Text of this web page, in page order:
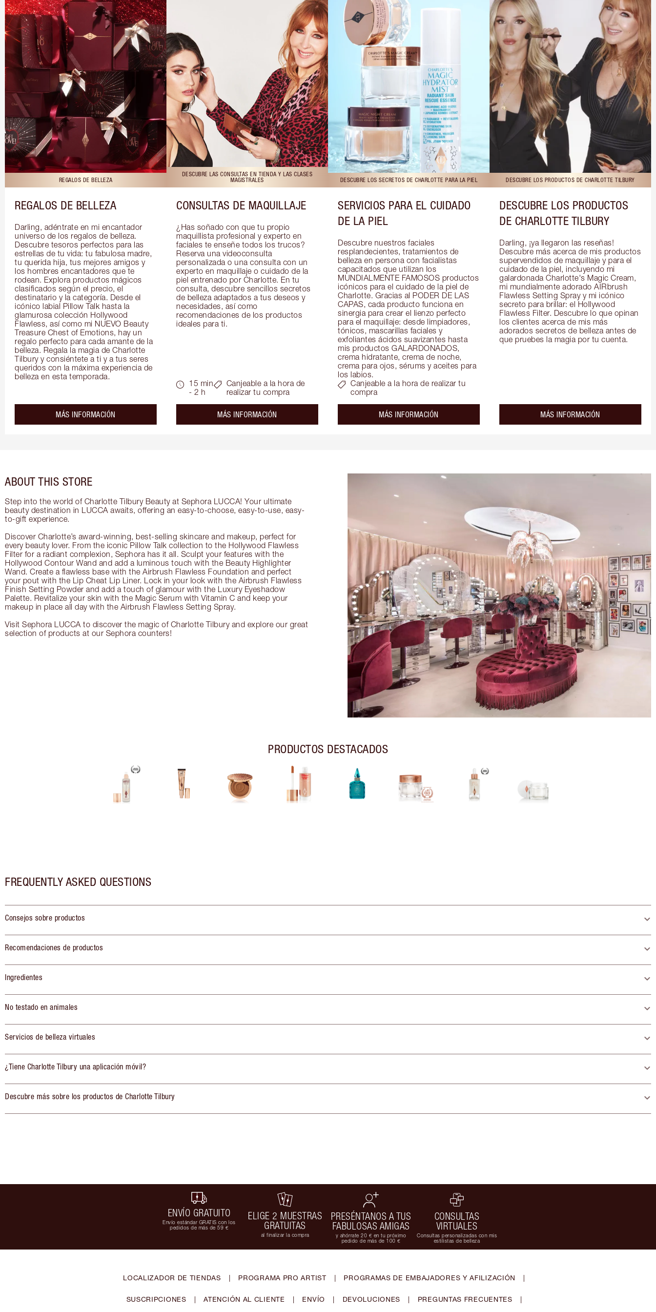
REGALOS DE BELLEZA
REGALOS DE BELLEZA
Darling, adéntrate en mi encantador
universo de los regalos de belleza.
Descubre tesoros perfectos para las
estrellas de tu vida: tu fabulosa madre,
tu querida hija, tus mejores amigos y
los hombres encantadores que te
rodean. Explora productos mágicos
clasificados según el precio, el
destinatario y la categoría. Desde el
icónico labial Pillow Talk hasta la
glamurosa colección Hollywood
Flawless, así como mi NUEVO Beauty
Treasure Chest of Emotions, hay un
regalo perfecto para cada amante de la
belleza. Regala la magia de Charlotte
Tilbury y consiéntete a ti y a tus seres
queridos con la máxima experiencia de
belleza en esta temporada.
MÁS INFORMACIÓN
DESCUBRE LAS CONSULTAS EN TIENDA Y LAS CLASES
MAGISTRALES
CONSULTAS DE MAQUILLAJE
¿Has soñado con que tu propio
maquillista profesional y experto en
faciales te enseñe todos los trucos?
Reserva una videoconsulta
personalizada o una consulta con un
experto en maquillaje o cuidado de la
piel entrenado por Charlotte. En tu
consulta, descubre sencillos secretos
de belleza adaptados a tus deseos y
necesidades, así como
recomendaciones de los productos
ideales para ti.
15 min
- 2 h
Canjeable a la hora de
realizar tu compra
MÁS INFORMACIÓN
DESCUBRE LOS SECRETOS DE CHARLOTTE PARA LA PIEL
SERVICIOS PARA EL CUIDADO
DE LA PIEL
Descubre nuestros faciales
resplandecientes, tratamientos de
belleza en persona con facialistas
capacitados que utilizan los
MUNDIALMENTE FAMOSOS productos
icónicos para el cuidado de la piel de
Charlotte. Gracias al PODER DE LAS
CAPAS, cada producto funciona en
sinergia para crear el lienzo perfecto
para el maquillaje: desde limpiadores,
tónicos, mascarillas faciales y
exfoliantes ácidos suavizantes hasta
mis productos GALARDONADOS,
crema hidratante, crema de noche,
crema para ojos, sérums y aceites para
los labios.
Canjeable a la hora de realizar tu
compra
MÁS INFORMACIÓN
DESCUBRE LOS PRODUCTOS DE CHARLOTTE TILBURY
DESCUBRE LOS PRODUCTOS
DE CHARLOTTE TILBURY
Darling, ¡ya llegaron las reseñas!
Descubre más acerca de mis productos
supervendidos de maquillaje y para el
cuidado de la piel, incluyendo mi
galardonada Charlotte's Magic Cream,
mi mundialmente adorado AIRbrush
Flawless Setting Spray y mi icónico
secreto para brillar: el Hollywood
Flawless Filter. Descubre lo que opinan
los clientes acerca de mis más
adorados secretos de belleza antes de
que pruebes la magia por tu cuenta.
MÁS INFORMACIÓN
ABOUT THIS STORE
Step into the world of Charlotte Tilbury Beauty at Sephora LUCCA! Your ultimate
beauty destination in LUCCA awaits, offering an easy-to-choose, easy-to-use, easy-
to-gift experience.
Discover Charlotte’s award-winning, best-selling skincare and makeup, perfect for
every beauty lover. From the iconic Pillow Talk collection to the Hollywood Flawless
Filter for a radiant complexion, Sephora has it all. Sculpt your features with the
Hollywood Contour Wand and add a luminous touch with the Beauty Highlighter
Wand. Create a flawless base with the Airbrush Flawless Foundation and perfect
your pout with the Lip Cheat Lip Liner. Lock in your look with the Airbrush Flawless
Finish Setting Powder and add a touch of glamour with the Luxury Eyeshadow
Palette. Revitalize your skin with the Magic Serum with Vitamin C and keep your
makeup in place all day with the Airbrush Flawless Setting Spray.
Visit Sephora LUCCA to discover the magic of Charlotte Tilbury and explore our great
selection of products at our Sephora counters!
PRODUCTOS DESTACADOS
FREQUENTLY ASKED QUESTIONS
Consejos sobre productos
Recomendaciones de productos
Ingredientes
No testado en animales
Servicios de belleza virtuales
¿Tiene Charlotte Tilbury una aplicación móvil?
Descubre más sobre los productos de Charlotte Tilbury
ENVÍO GRATUITO
Envío estándar GRATIS con los
pedidos de más de 59 €
ELIGE 2 MUESTRAS
GRATUITAS
al finalizar la compra
PRESÉNTANOS A TUS
FABULOSAS AMIGAS
y ahórrate 20 € en tu próximo
pedido de más de 100 €
CONSULTAS
VIRTUALES
Consultas personalizadas con mis
estilistas de belleza
LOCALIZADOR DE TIENDAS | PROGRAMA PRO ARTIST | PROGRAMAS DE EMBAJADORES Y AFILIZACIÓN |
SUSCRIPCIONES | ATENCIÓN AL CLIENTE | ENVÍO | DEVOLUCIONES | PREGUNTAS FRECUENTES |